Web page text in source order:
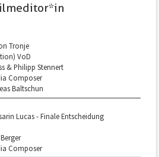
Tronje
VoD
& Philipp Stennert
Composer
Baltschun
Lucas - Finale Entscheidung
Composer